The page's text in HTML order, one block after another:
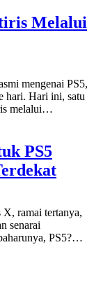
Melalui
mengenai PS5,
hari. Hari ini, satu
melalui…
PS5
X, ramai tertanya,
senarai
PS5?…